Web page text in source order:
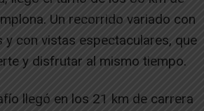
Un recorrido variado con
y con vistas espectaculares, que
y disfrutar al mismo tiempo.
llegó en los 21 km de carrera